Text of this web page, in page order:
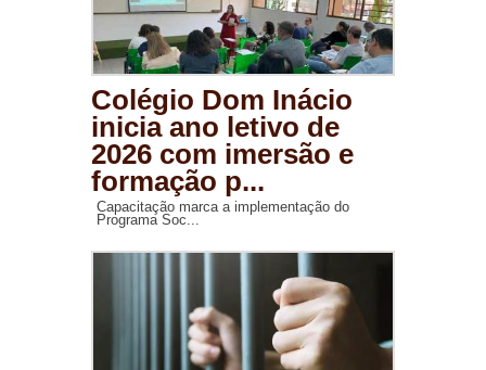
Colégio Dom Inácio
inicia ano letivo de
2026 com imersão e
formação p...
Capacitação marca a implementação do
Programa Soc...